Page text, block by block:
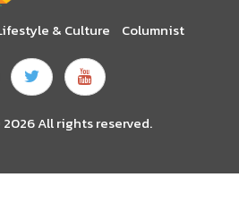
& Culture Columnist
All rights reserved.